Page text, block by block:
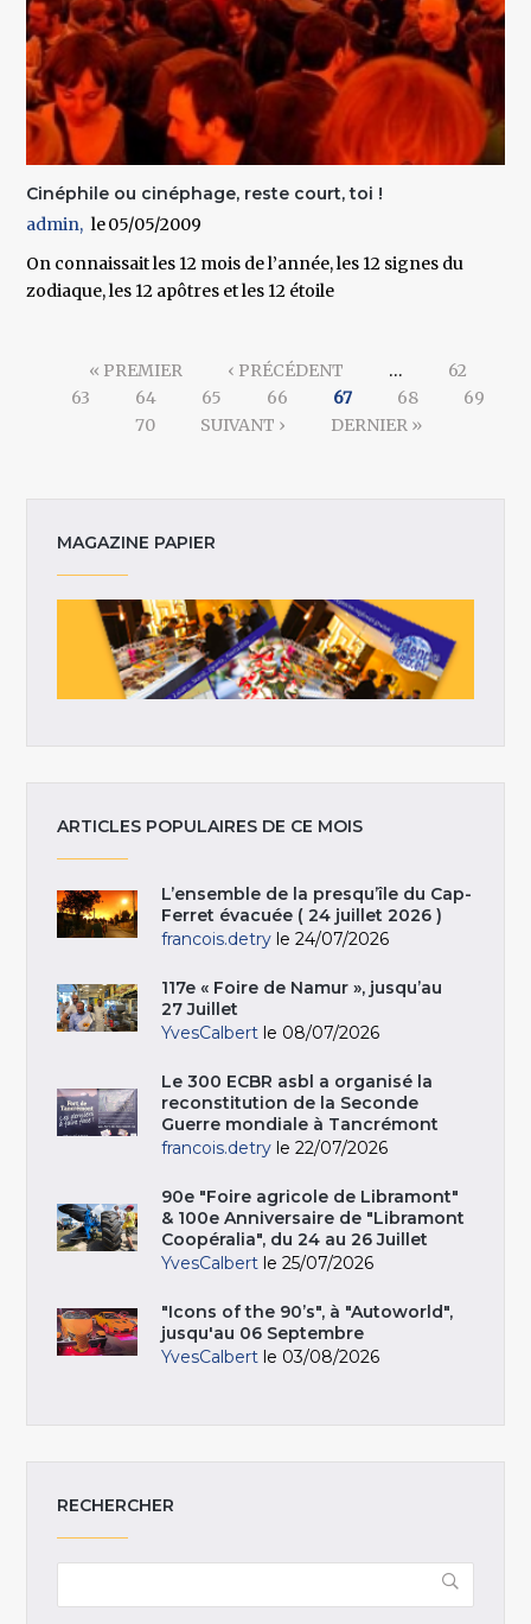
Cinéphile ou cinéphage, reste court, toi !
admin
05/05/2009
On connaissait les 12 mois de l’année, les 12 signes du
zodiaque, les 12 apôtres et les 12 étoile
« PREMIER ‹ PRÉCÉDENT …
62
63
64 65 66 67 68
69
70
SUIVANT › DERNIER »
MAGAZINE PAPIER
ARTICLES POPULAIRES DE CE MOIS
L’ensemble de la presqu’île du Cap-
Ferret évacuée ( 24 juillet 2026 )
francois.detry le 24/07/2026
117e « Foire de Namur », jusqu’au
27 Juillet
YvesCalbert le 08/07/2026
Le 300 ECBR asbl a organisé la
reconstitution de la Seconde
Guerre mondiale à Tancrémont
francois.detry le 22/07/2026
90e "Foire agricole de Libramont"
& 100e Anniversaire de "Libramont
Coopéralia", du 24 au 26 Juillet
YvesCalbert le 25/07/2026
"Icons of the 90’s", à "Autoworld",
jusqu'au 06 Septembre
YvesCalbert le 03/08/2026
RECHERCHER